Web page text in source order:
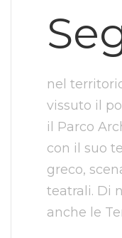
nel
vissuto il
il Parco
con il suo
greco,
teatrali. Di
anche le